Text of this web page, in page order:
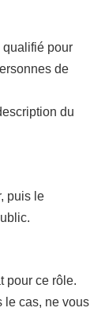
qualifié pour
de
du
puis le
pour ce rôle.
le cas, ne vous